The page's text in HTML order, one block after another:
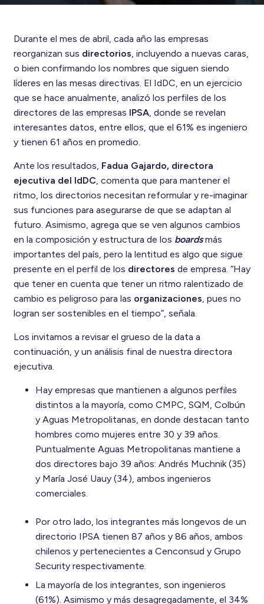
Durante el mes de abril, cada año las empresas
reorganizan sus directorios, incluyendo a nuevas caras,
o bien confirmando los nombres que siguen siendo
líderes en las mesas directivas. El IdDC, en un ejercicio
que se hace anualmente, analizó los perfiles de los
directores de las empresas IPSA, donde se revelan
interesantes datos, entre ellos, que el 61% es ingeniero
y tienen 61 años en promedio.
Ante los resultados, Fadua Gajardo, directora
ejecutiva del IdDC, comenta que para mantener el
ritmo, los directorios necesitan reformular y re-imaginar
sus funciones para asegurarse de que se adaptan al
futuro. Asimismo, agrega que se ven algunos cambios
en la composición y estructura de los boardsmás
importantes del país, pero la lentitud es algo que sigue
presente en el perfil de los directores de empresa. “Hay
que tener en cuenta que tener un ritmo ralentizado de
cambio es peligroso para las organizaciones, pues no
logran ser sostenibles en el tiempo”, señala.
Los invitamos a revisar el grueso de la data a
continuación, y un análisis final de nuestra directora
ejecutiva.
Hay empresas que mantienen a algunos perfiles
distintos a la mayoría, como CMPC, SQM, Colbún
y Aguas Metropolitanas, en donde destacan tanto
hombres como mujeres entre 30 y 39 años.
Puntualmente Aguas Metropolitanas mantiene a
dos directores bajo 39 años: Andrés Muchnik (35)
y María José Uauy (34), ambos ingenieros
comerciales.
Por otro lado, los integrantes más longevos de un
directorio IPSA tienen 87 años y 86 años, ambos
chilenos y pertenecientes a Cenconsud y Grupo
Security respectivamente.
La mayoría de los integrantes, son ingenieros
(61%). Asimismo y más desagregadamente, el 34%